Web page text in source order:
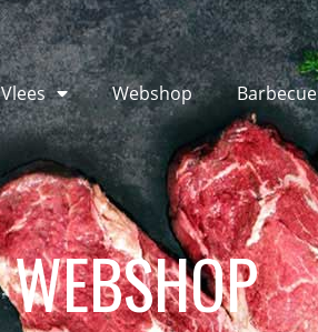
Webshop Barbecue
WEBSHOP